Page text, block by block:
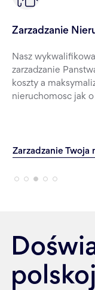
Zarzadzanie
Nasz
zarzadzanie
koszty a
nieruchomosc jak o
Zarzadzanie Twoja